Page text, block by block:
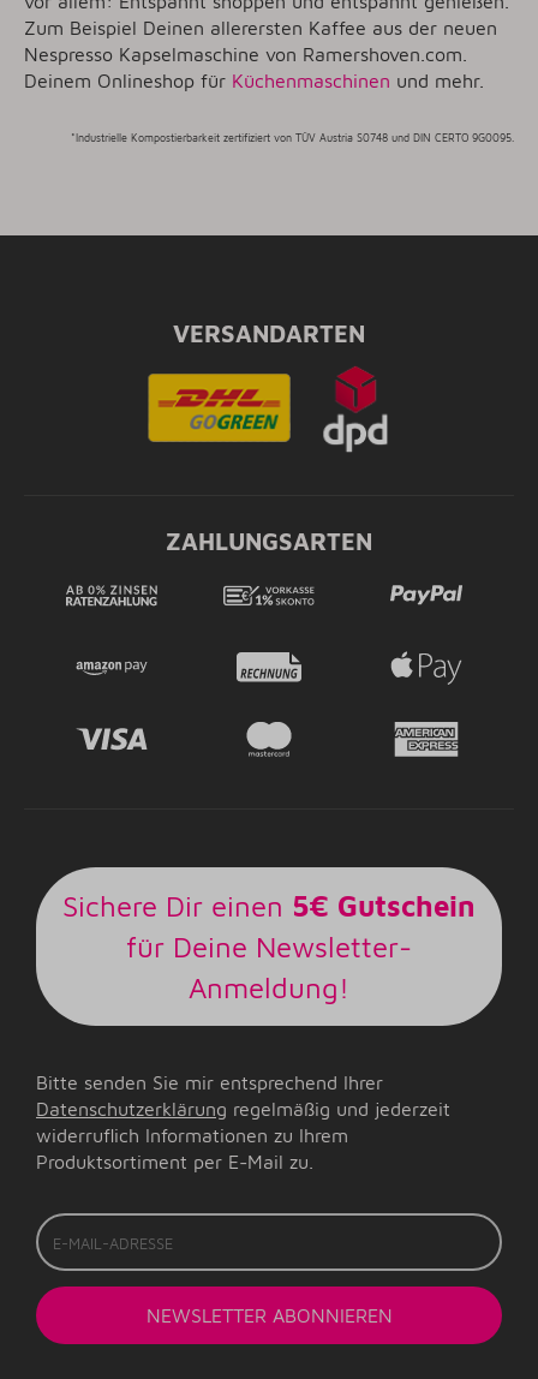
Zum Beispiel Deinen allerersten Kaffee aus der neuen
Nespresso Kapselmaschine von Ramershoven.com.
Deinem Onlineshop für Küchenmaschinen und mehr.
*Industrielle Kompostierbarkeit zertifiziert von TÜV Austria S0748 und DIN CERTO 9G0095.
VERSANDARTEN
ZAHLUNGSARTEN
Sichere Dir einen 5€ Gutschein
für Deine Newsletter-
Anmeldung!
Bitte senden Sie mir entsprechend Ihrer
Datenschutzerklärung regelmäßig und jederzeit
widerruflich Informationen zu Ihrem
Produktsortiment per E-Mail zu.
E-
Mail-
Adresse
NEWSLETTER ABONNIEREN